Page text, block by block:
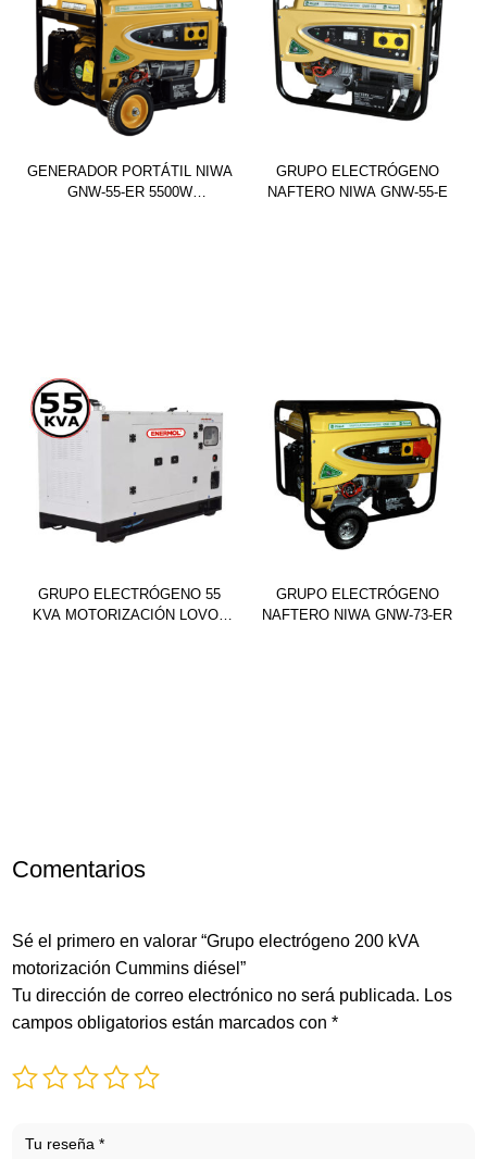
GENERADOR PORTÁTIL NIWA
GNW-55-ER 5500W
GRUPO ELECTRÓGENO
NAFTERO NIWA GNW-55-E
GRUPO ELECTRÓGENO 55
KVA MOTORIZACIÓN LOVOL
GRUPO ELECTRÓGENO
NAFTERO NIWA GNW-73-ER
Comentarios
Sé el primero en valorar “Grupo electrógeno 200 kVA
motorización Cummins diésel”
Tu dirección de correo electrónico no será publicada. Los
campos obligatorios están marcados con*